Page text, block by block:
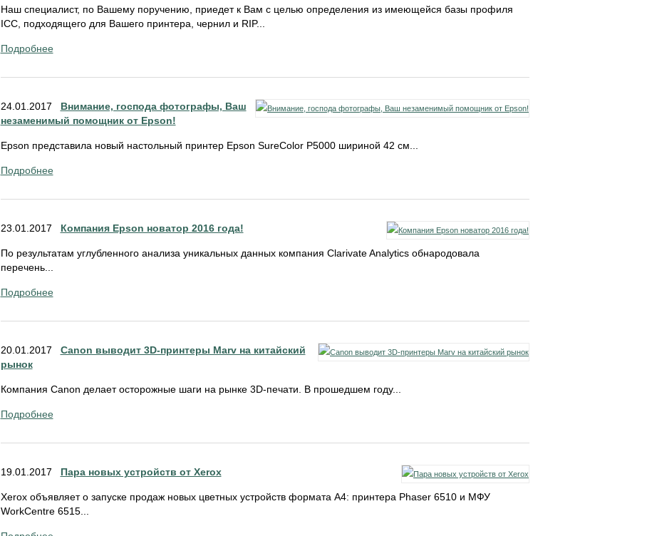
Наш специалист, по Вашему поручению, приедет к Вам с целью определения из имеющейся базы профиля
ICC, подходящего для Вашего принтера, чернил и RIP...
Подробнее
24.01.2017 Внимание, господа фотографы, Ваш
незаменимый помощник от Epson!
Epson представила новый настольный принтер Epson SureColor P5000 шириной 42 см...
Подробнее
23.01.2017 Компания Epson новатор 2016 года!
По результатам углубленного анализа уникальных данных компания Clarivate Analytics обнародовала
перечень...
Подробнее
20.01.2017 Canon выводит 3D-принтеры Marv на китайский
рынок
Компания Canon делает осторожные шаги на рынке 3D-печати. В прошедшем году...
Подробнее
19.01.2017 Пара новых устройств от Xerox
Xerox объявляет о запуске продаж новых цветных устройств формата А4: принтера Phaser 6510 и МФУ
WorkCentre 6515...